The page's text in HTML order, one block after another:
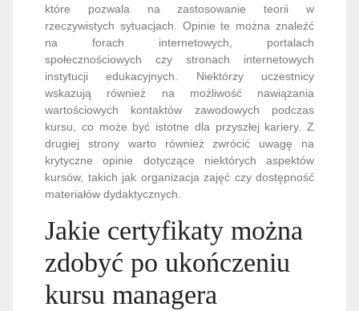
które pozwala na zastosowanie teorii w
rzeczywistych sytuacjach. Opinie te można znaleźć
na forach internetowych, portalach
społecznościowych czy stronach internetowych
instytucji edukacyjnych. Niektórzy uczestnicy
wskazują również na możliwość nawiązania
wartościowych kontaktów zawodowych podczas
kursu, co może być istotne dla przyszłej kariery. Z
drugiej strony warto również zwrócić uwagę na
krytyczne opinie dotyczące niektórych aspektów
kursów, takich jak organizacja zajęć czy dostępność
materiałów dydaktycznych.
Jakie certyfikaty można
zdobyć po ukończeniu
kursu managera